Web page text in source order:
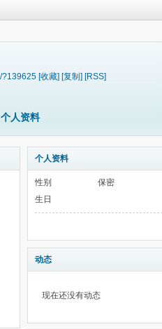
?139625 [收藏] [复制] [RSS]
个人资料
个人资料
性别
保密
生日
动态
现在还没有动态